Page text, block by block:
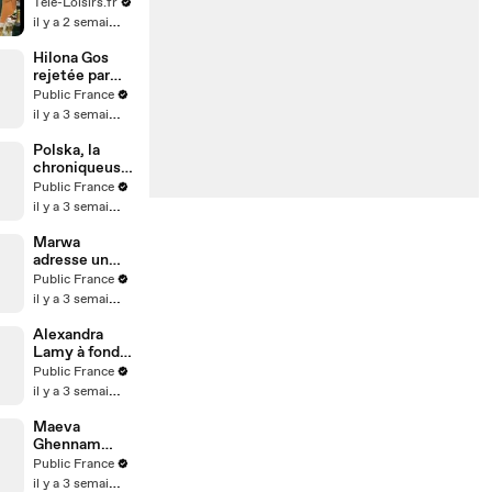
annonce) il y a 2 semaines
Hilona Gos
rejetée par
son ex,
l’influenceuse
Public France
il y a 3 semaines
Polska, la
chroniqueuse
de TBT9,
semble avoir
demande en
mariage de
son ami
créateur de
contenu Anis
Public France
il y a 3 semaines
Marwa
adresse un
nouveau tacle
à Rym ? Leur
Queijo s’en
mêle !
Public France
il y a 3 semaines
Alexandra
Lamy à fond
durant le
match des
Public France
il y a 3 semaines
Maeva
Ghennam
arrêtée par la
police en
Public France
il y a 3 semaines